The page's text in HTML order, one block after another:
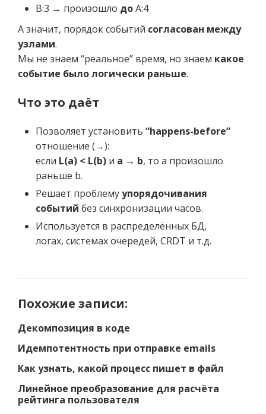
B:3 → произошло доA:4
А значит, порядок событий согласован между
узлами.
Мы не знаем “реальное” время, но знаем какое
событие было логически раньше.
Что это даёт
Позволяет установить “happens-before”
отношение (→):
если L(a) < L(b) и a → b, то a произошло
раньше b.
Решает проблемуупорядочивания
событий без синхронизации часов.
Используется в распределённых БД,
логах, системах очередей, CRDT и т.д.
Похожие записи:
Декомпозиция в коде
Идемпотентность при отправке emails
Как узнать, какой процесс пишет в файл
Линейное преобразование для расчёта
рейтинга пользователя